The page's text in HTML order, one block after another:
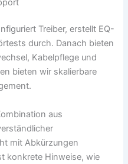
Treiber, erstellt EQ-
durch. Danach bieten
Kabelpflege und
bieten wir skalierbare
aus
mit Abkürzungen
konkrete Hinweise, wie